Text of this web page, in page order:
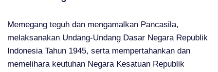
Memegang teguh dan mengamalkan Pancasila,
melaksanakan Undang-Undang Dasar Negara Republik
Indonesia Tahun 1945, serta mempertahankan dan
memelihara keutuhan Negara Kesatuan Republik